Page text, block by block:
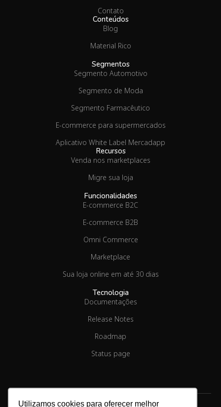
Utilizamos cookies para oferecer melhor
Contato
Conteúdos
Blog
Material Rico
Segmentos
Segmento Automotivo
Segmento de Moda
Segmento Farmacêutico
E-commerce para supermercados
Aplicativo White Label Mercadapp
Recursos
Venda nos marketplaces
Migre sua loja
Funcionalidades
E-commerce B2C
E-commerce B2B
Omni Commerce
Marketplace
Sua loja online em até 30 dias
Tecnologia
Documentações
Release Notes
Roadmap
Status page